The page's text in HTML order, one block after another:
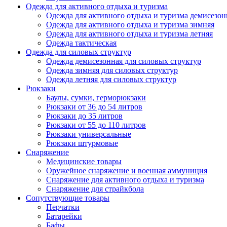
Одежда для активного отдыха и туризма
Одежда для активного отдыха и туризма
Одежда для активного отдыха и туризма зимняя
Одежда для активного отдыха и туризма летняя
Одежда тактическая
Одежда для силовых структур
Одежда демисезонная для силовых структур
Одежда зимняя для силовых структур
Одежда летняя для силовых структур
Рюкзаки
Баулы, сумки, герморюкзаки
Рюкзаки от 36 до 54 литров
Рюкзаки до 35 литров
Рюкзаки от 55 до 110 литров
Рюкзаки универсальные
Рюкзаки штурмовые
Снаряжение
Медицинские товары
Оружейное снаряжение и военная аммуниция
Снаряжение для активного отдыха и туризма
Снаряжение для страйкбола
Сопутствующие товары
Перчатки
Батарейки
Бафы